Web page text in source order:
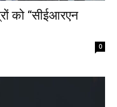
को “सीईआरएन
0